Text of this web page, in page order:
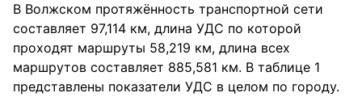
В Волжском протяжённость транспортной сети
составляет 97,114 км, длина УДС по которой
проходят маршруты 58,219 км, длина всех
маршрутов составляет 885,581 км. В таблице 1
представлены показатели УДС в целом по городу.